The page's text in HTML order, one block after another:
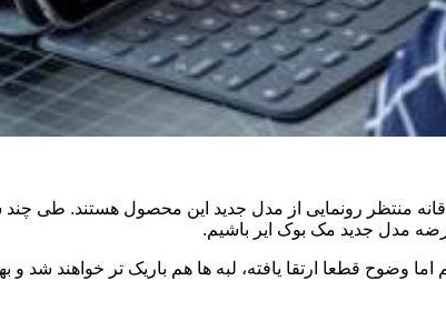
مدل جدید مک بوک ایر باشیم.